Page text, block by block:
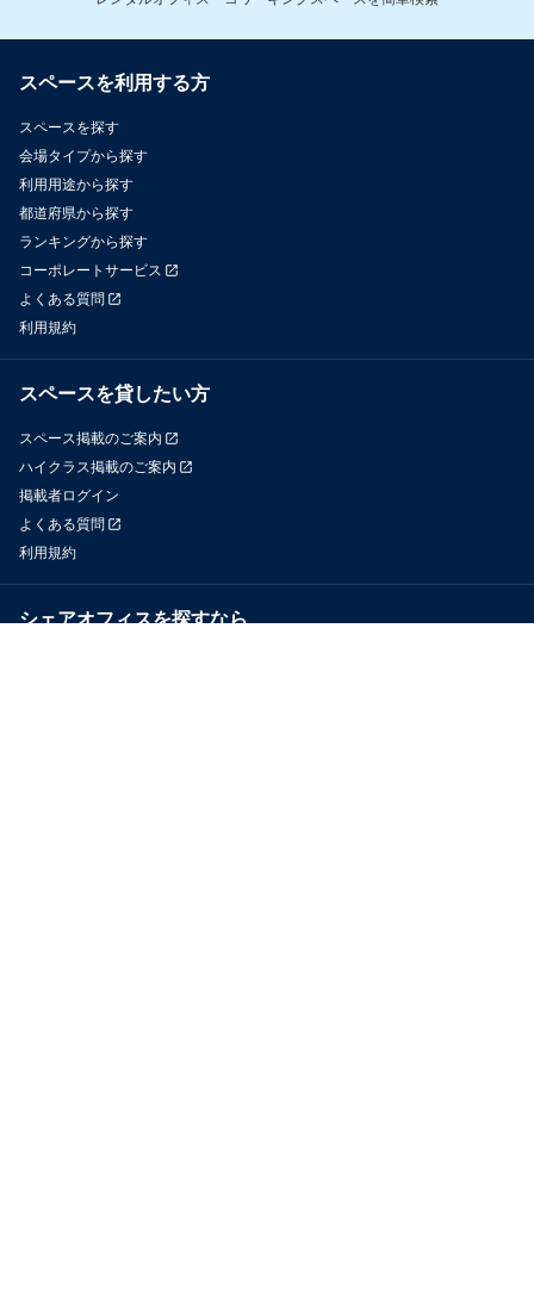
スペースを利用する方
スペースを探す
会場タイプから探す
利用用途から探す
都道府県から探す
ランキングから探す
コーポレートサービス
よくある質問
利用規約
スペースを貸したい方
スペース掲載のご案内
ハイクラス掲載のご案内
掲載者ログイン
よくある質問
利用規約
シェアオフィスを探すなら